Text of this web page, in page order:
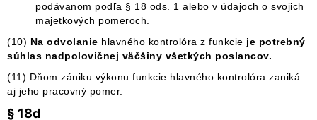
podávanom podľa § 18 ods. 1 alebo v údajoch o svojich
majetkových pomeroch.
(10) Na odvolanie hlavného kontrolóra z funkcie je potrebný
súhlas nadpolovičnej väčšiny všetkých poslancov.
(11) Dňom zániku výkonu funkcie hlavného kontrolóra zaniká
aj jeho pracovný pomer.
§ 18d